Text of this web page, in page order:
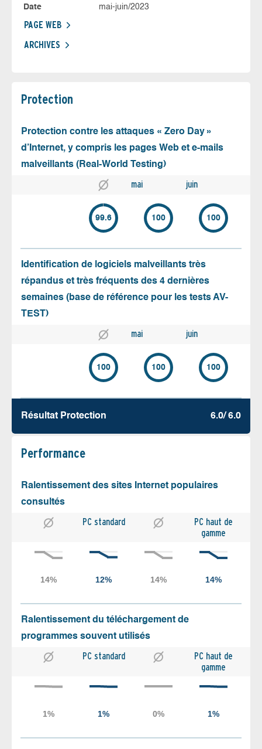
Date
mai-juin/2023
PAGE WEB
ARCHIVES
Protection
Protection contre les attaques « Zero Day »
d’Internet, y compris les pages Web et e-mails
malveillants (Real-World Testing)
mai juin
99.6 100 100
Identification de logiciels malveillants très
répandus et très fréquents des 4 dernières
semaines (base de référence pour les tests AV-
TEST)
mai juin
100 100 100
Résultat Protection 6.0/ 6.0
Performance
Ralentissement des sites Internet populaires
consultés
PC standard
PC haut de
gamme
Ralentissement du téléchargement de
programmes souvent utilisés
PC standard
PC haut de
gamme